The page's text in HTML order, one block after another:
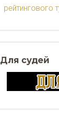
рейтингового
Для судей